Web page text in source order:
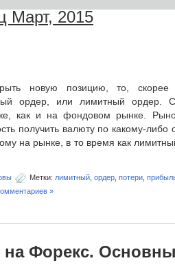
Март, 2015
новую позицию, то, скорее
ордер, или лимитный ордер.
как и на фондовом рынке.
получить валюту по какому-либо
на рынке, в то время как
Метки: лимитный ордер потери
»
на Форекс.